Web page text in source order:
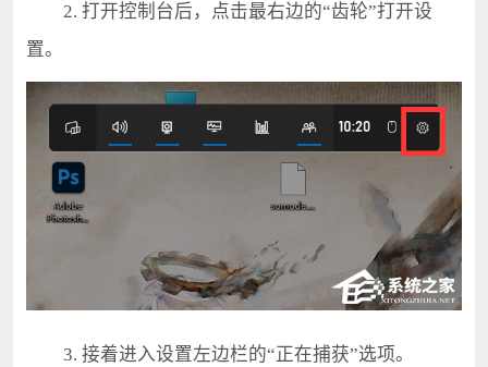
2. 打开控制台后，点击最右边的“齿轮”打开设
置。
3. 接着进入设置左边栏的“正在捕获”选项。